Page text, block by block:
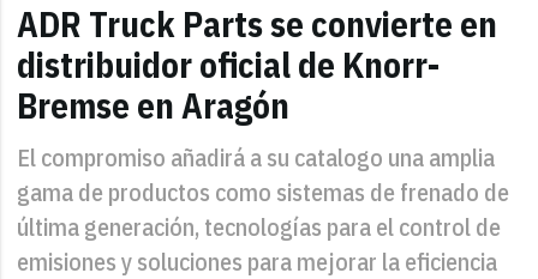
ADR Truck Parts se convierte en
distribuidor oficial de Knorr-
Bremse en Aragón
El compromiso añadirá a su catalogo una amplia
gama de productos como sistemas de frenado de
última generación, tecnologías para el control de
emisiones y soluciones para mejorar la eficiencia